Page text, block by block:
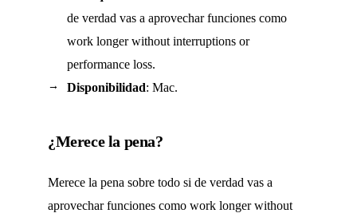
de verdad vas a aprovechar funciones como
work longer without interruptions or
performance loss.
Disponibilidad: Mac.
¿Merece la pena?
Merece la pena sobre todo si de verdad vas a
aprovechar funciones como work longer without